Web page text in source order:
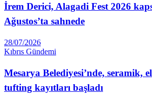
İrem Derici, Alagadi Fest 2026
Ağustos’ta sahnede
28/07/2026
Kıbrıs Gündemi
Mesarya Belediyesi’nde, seramik,
tufting kayıtları başladı